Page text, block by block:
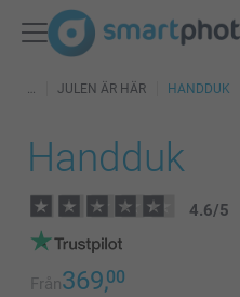
JULEN ÄR HÄR HANDDUK
Handduk
4.6/5
Från369,00